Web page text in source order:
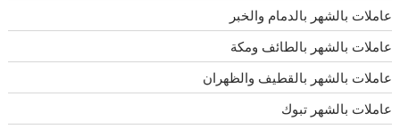
عاملات بالشهر بالدمام والخبر
عاملات بالشهر بالطائف ومكة
عاملات بالشهر بالقطيف والظهران
عاملات بالشهر تبوك